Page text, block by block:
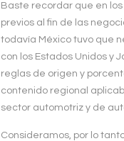
Baste recordar que en
previos al fin de las
todavía México tuvo que
con los Estados Unidos y
reglas de origen y
contenido regional
sector automotriz y de
Consideramos, por lo